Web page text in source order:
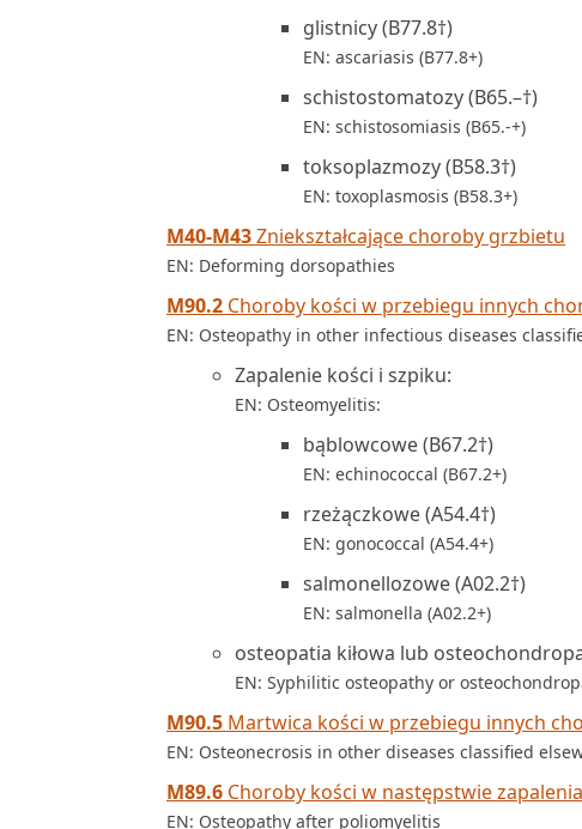
glistnicy (B77.8†)
EN: ascariasis (B77.8+)
schistostomatozy (B65.–†)
EN: schistosomiasis (B65.-+)
toksoplazmozy (B58.3†)
EN: toxoplasmosis (B58.3+)
M40-M43Zniekształcające choroby grzbietu
EN: Deforming dorsopathies
M90.2 Choroby kości w przebiegu innych
EN: Osteopathy in other infectious diseases
Zapalenie kości i szpiku:
EN: Osteomyelitis:
bąblowcowe (B67.2†)
EN: echinococcal (B67.2+)
rzeżączkowe (A54.4†)
EN: gonococcal (A54.4+)
salmonellozowe (A02.2†)
EN: salmonella (A02.2+)
osteopatia kiłowa lub
EN: Syphilitic osteopathy or
M90.5 Martwica kości w przebiegu innych
EN: Osteonecrosis in other diseases classified
M89.6 Choroby kości w następstwie
EN: Osteopathy after poliomyelitis